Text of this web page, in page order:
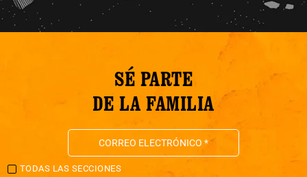
SÉ PARTE
DE LA FAMILIA
TODAS LAS SECCIONES